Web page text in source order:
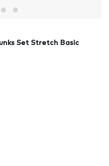
Set Stretch Basic